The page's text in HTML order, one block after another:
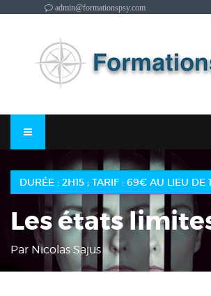
admin@formationspsy.com
DURÉE : 2H15 ; TARIF : 69€ AU LIEU DE
Les états
Par Nicolas Sajus